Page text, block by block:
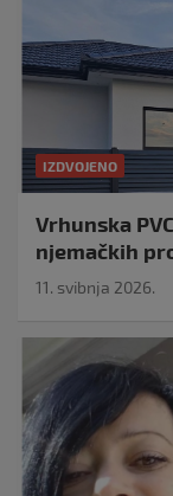
IZDVOJENO
Vrhunska
njemačkih
11. svibnja 2026.